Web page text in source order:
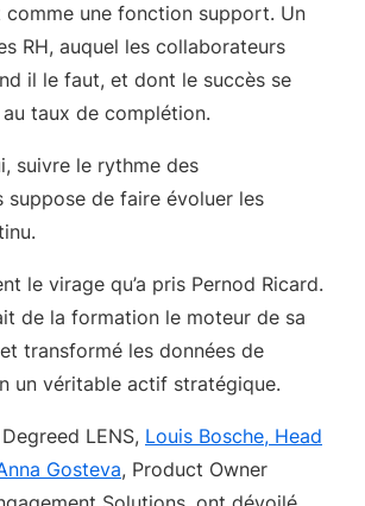
comme une fonction support. Un
RH, auquel les collaborateurs
il le faut, et dont le succès se
taux de complétion.
suivre le rythme des
suppose de faire évoluer les
le virage qu’a pris Pernod Ricard.
de la formation le moteur de sa
transformé les données de
un véritable actif stratégique.
LENS, Louis Bosche, Head
Gosteva, Product Owner